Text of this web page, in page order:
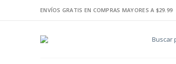
ENVÍOS GRATIS EN COMPRAS MAYORES A $29.99